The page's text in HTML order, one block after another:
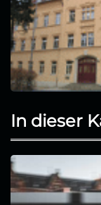
In dieser